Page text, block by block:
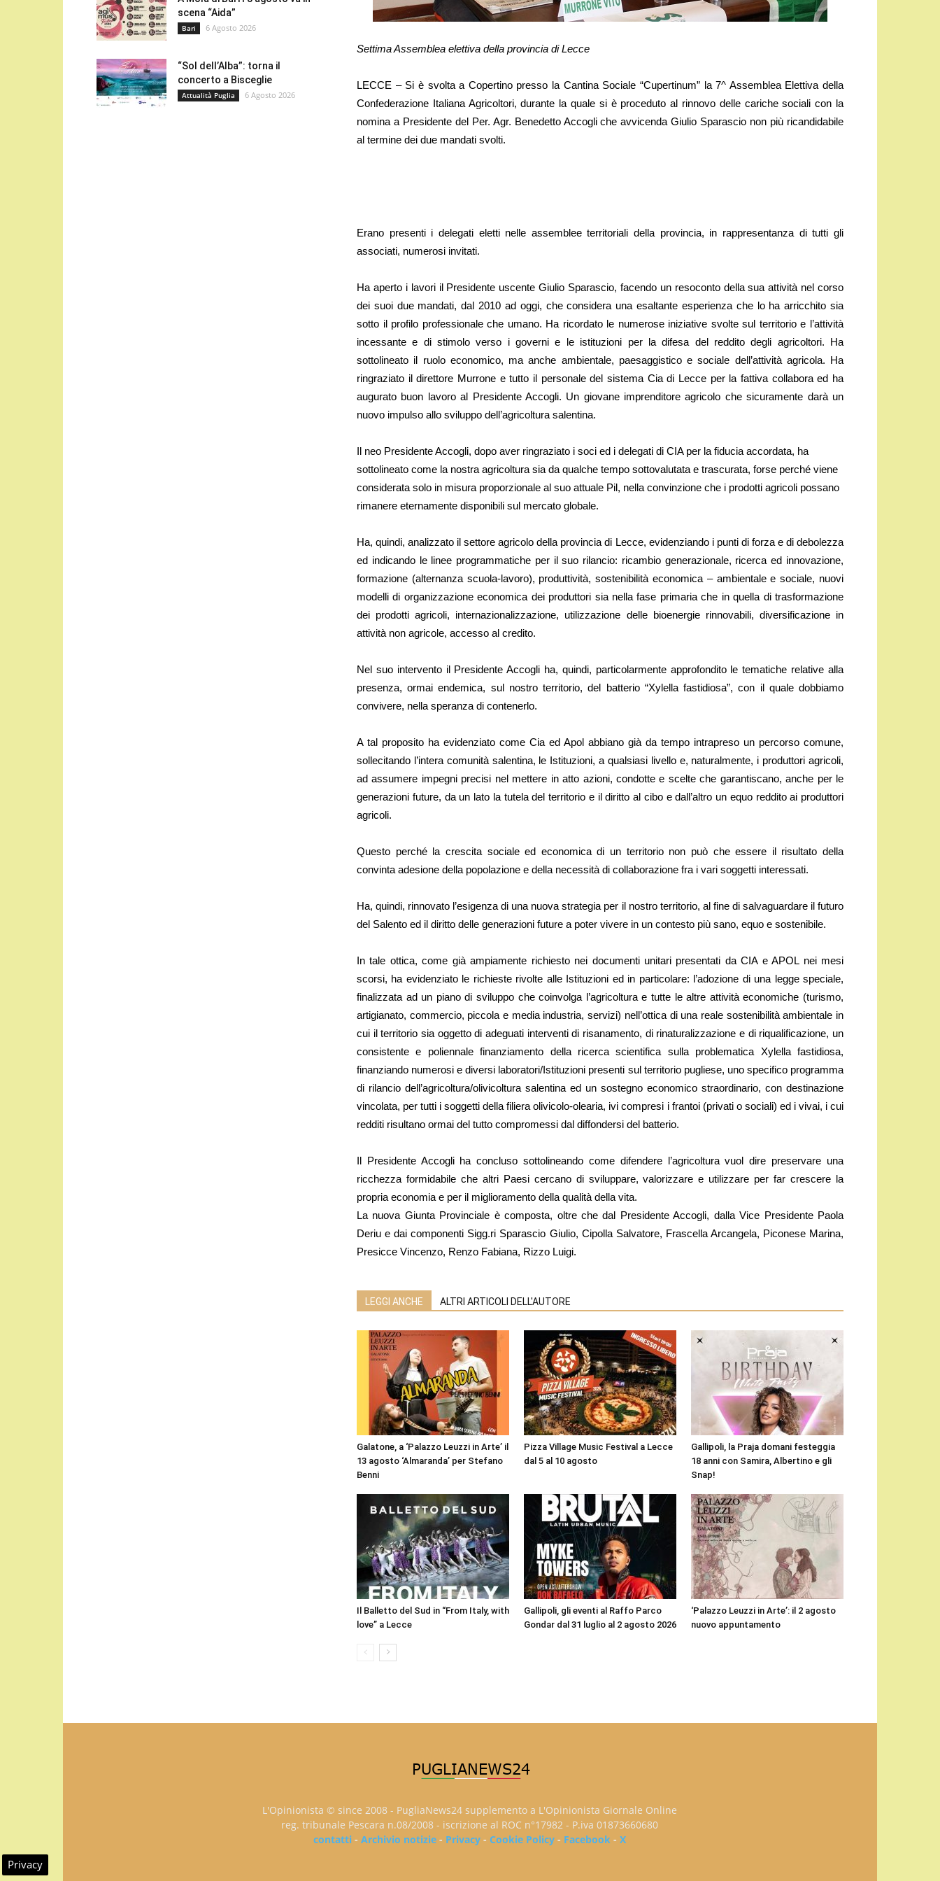
Settima Assemblea elettiva della provincia di Lecce
LECCE – Si è svolta a Copertino presso la Cantina Sociale “Cupertinum” la 7^ Assemblea Elettiva della
Confederazione Italiana Agricoltori, durante la quale si è proceduto al rinnovo delle cariche sociali con la
nomina a Presidente del Per. Agr. Benedetto Accogli che avvicenda Giulio Sparascio non più ricandidabile
al termine dei due mandati svolti.
Erano presenti i delegati eletti nelle assemblee territoriali della provincia, in rappresentanza di tutti gli
associati, numerosi invitati.
Ha aperto i lavori il Presidente uscente Giulio Sparascio, facendo un resoconto della sua attività nel corso
dei suoi due mandati, dal 2010 ad oggi, che considera una esaltante esperienza che lo ha arricchito sia
sotto il profilo professionale che umano. Ha ricordato le numerose iniziative svolte sul territorio e l’attività
incessante e di stimolo verso i governi e le istituzioni per la difesa del reddito degli agricoltori. Ha
sottolineato il ruolo economico, ma anche ambientale, paesaggistico e sociale dell’attività agricola. Ha
ringraziato il direttore Murrone e tutto il personale del sistema Cia di Lecce per la fattiva collabora ed ha
augurato buon lavoro al Presidente Accogli. Un giovane imprenditore agricolo che sicuramente darà un
nuovo impulso allo sviluppo dell’agricoltura salentina.
Il neo Presidente Accogli, dopo aver ringraziato i soci ed i delegati di CIA per la fiducia accordata, ha
sottolineato come la nostra agricoltura sia da qualche tempo sottovalutata e trascurata, forse perché viene
considerata solo in misura proporzionale al suo attuale Pil, nella convinzione che i prodotti agricoli possano
rimanere eternamente disponibili sul mercato globale.
Ha, quindi, analizzato il settore agricolo della provincia di Lecce, evidenziando i punti di forza e di debolezza
ed indicando le linee programmatiche per il suo rilancio: ricambio generazionale, ricerca ed innovazione,
formazione (alternanza scuola-lavoro), produttività, sostenibilità economica – ambientale e sociale, nuovi
modelli di organizzazione economica dei produttori sia nella fase primaria che in quella di trasformazione
dei prodotti agricoli, internazionalizzazione, utilizzazione delle bioenergie rinnovabili, diversificazione in
attività non agricole, accesso al credito.
Nel suo intervento il Presidente Accogli ha, quindi, particolarmente approfondito le tematiche relative alla
presenza, ormai endemica, sul nostro territorio, del batterio “Xylella fastidiosa”, con il quale dobbiamo
convivere, nella speranza di contenerlo.
A tal proposito ha evidenziato come Cia ed Apol abbiano già da tempo intrapreso un percorso comune,
sollecitando l’intera comunità salentina, le Istituzioni, a qualsiasi livello e, naturalmente, i produttori agricoli,
ad assumere impegni precisi nel mettere in atto azioni, condotte e scelte che garantiscano, anche per le
generazioni future, da un lato la tutela del territorio e il diritto al cibo e dall’altro un equo reddito ai produttori
agricoli.
Questo perché la crescita sociale ed economica di un territorio non può che essere il risultato della
convinta adesione della popolazione e della necessità di collaborazione fra i vari soggetti interessati.
Ha, quindi, rinnovato l’esigenza di una nuova strategia per il nostro territorio, al fine di salvaguardare il futuro
del Salento ed il diritto delle generazioni future a poter vivere in un contesto più sano, equo e sostenibile.
In tale ottica, come già ampiamente richiesto nei documenti unitari presentati da CIA e APOL nei mesi
scorsi, ha evidenziato le richieste rivolte alle Istituzioni ed in particolare: l’adozione di una legge speciale,
finalizzata ad un piano di sviluppo che coinvolga l’agricoltura e tutte le altre attività economiche (turismo,
artigianato, commercio, piccola e media industria, servizi) nell’ottica di una reale sostenibilità ambientale in
cui il territorio sia oggetto di adeguati interventi di risanamento, di rinaturalizzazione e di riqualificazione, un
consistente e poliennale finanziamento della ricerca scientifica sulla problematica Xylella fastidiosa,
finanziando numerosi e diversi laboratori/Istituzioni presenti sul territorio pugliese, uno specifico programma
di rilancio dell’agricoltura/olivicoltura salentina ed un sostegno economico straordinario, con destinazione
vincolata, per tutti i soggetti della filiera olivicolo-olearia, ivi compresi i frantoi (privati o sociali) ed i vivai, i cui
redditi risultano ormai del tutto compromessi dal diffondersi del batterio.
Il Presidente Accogli ha concluso sottolineando come difendere l’agricoltura vuol dire preservare una
ricchezza formidabile che altri Paesi cercano di sviluppare, valorizzare e utilizzare per far crescere la
propria economia e per il miglioramento della qualità della vita.
La nuova Giunta Provinciale è composta, oltre che dal Presidente Accogli, dalla Vice Presidente Paola
Deriu e dai componenti Sigg.ri Sparascio Giulio, Cipolla Salvatore, Frascella Arcangela, Piconese Marina,
Presicce Vincenzo, Renzo Fabiana, Rizzo Luigi.
LEGGI ANCHE ALTRI ARTICOLI DELL'AUTORE
Galatone, a ‘Palazzo Leuzzi in Arte’ il
13 agosto ‘Almaranda’ per Stefano
Benni
Pizza Village Music Festival a Lecce
dal 5 al 10 agosto
Gallipoli, la Praja domani festeggia
18 anni con Samira, Albertino e gli
Snap!
Il Balletto del Sud in “From Italy, with
love” a Lecce
Gallipoli, gli eventi al Raffo Parco
Gondar dal 31 luglio al 2 agosto 2026
‘Palazzo Leuzzi in Arte’: il 2 agosto
nuovo appuntamento
scena “Aida”
Bari 6 Agosto 2026
“Sol dell’Alba”: torna il
concerto a Bisceglie
Attualità Puglia 6 Agosto 2026
L'Opinionista © since 2008 - PugliaNews24 supplemento a L'Opinionista Giornale Online
reg. tribunale Pescara n.08/2008 - iscrizione al ROC n°17982 - P.iva 01873660680
contatti -Archivio notizie - Privacy - Cookie Policy - Facebook -X
Privacy